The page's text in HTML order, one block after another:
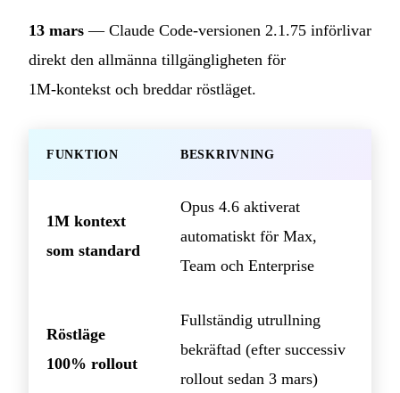
13 mars — Claude Code‑versionen 2.1.75 införlivar
direkt den allmänna tillgängligheten för
1M‑kontekst och breddar röstläget.
FUNKTION BESKRIVNING
1M kontext
som standard
Opus 4.6 aktiverat
automatiskt för Max,
Team och Enterprise
Röstläge
100% rollout
Fullständig utrullning
bekräftad (efter successiv
rollout sedan 3 mars)